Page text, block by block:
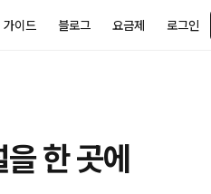
가이드 블로그 요금제 로그인
한 곳에